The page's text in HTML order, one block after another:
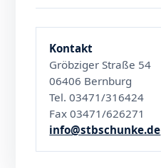
Kontakt
Gröbziger Straße 54
06406 Bernburg
Tel. 03471/316424
Fax 03471/626271
info@stbschunke.de